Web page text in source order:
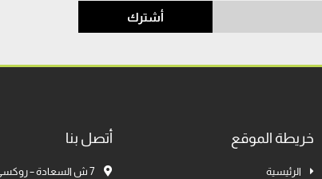
أشترك
خريطة الموقع
الرئيسية
أتصل بنا
7 ش السعادة – روكسي – هليوبوليس – القاهرة